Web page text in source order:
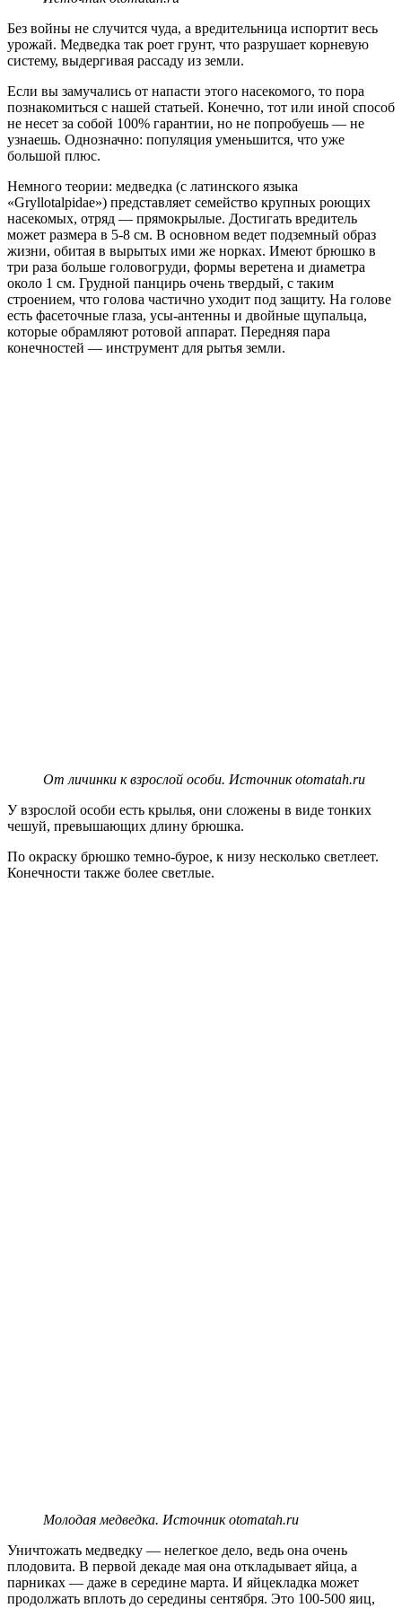
Без войны не случится чуда, а вредительница испортит весь
урожай. Медведка так роет грунт, что разрушает корневую
систему, выдергивая рассаду из земли.
Если вы замучались от напасти этого насекомого, то пора
познакомиться с нашей статьей. Конечно, тот или иной способ
не несет за собой 100% гарантии, но не попробуешь — не
узнаешь. Однозначно: популяция уменьшится, что уже
большой плюс.
Немного теории: медведка (с латинского языка
«Gryllotalpidae») представляет семейство крупных роющих
насекомых, отряд — прямокрылые. Достигать вредитель
может размера в 5-8 см. В основном ведет подземный образ
жизни, обитая в вырытых ими же норках. Имеют брюшко в
три раза больше головогруди, формы веретена и диаметра
около 1 см. Грудной панцирь очень твердый, с таким
строением, что голова частично уходит под защиту. На голове
есть фасеточные глаза, усы-антенны и двойные щупальца,
которые обрамляют ротовой аппарат. Передняя пара
конечностей — инструмент для рытья земли.
От личинки к взрослой особи. Источник otomatah.ru
У взрослой особи есть крылья, они сложены в виде тонких
чешуй, превышающих длину брюшка.
По окраску брюшко темно-бурое, к низу несколько светлеет.
Конечности также более светлые.
Молодая медведка. Источник otomatah.ru
Уничтожать медведку — нелегкое дело, ведь она очень
плодовита. В первой декаде мая она откладывает яйца, а
парниках — даже в середине марта. И яйцекладка может
продолжать вплоть до середины сентября. Это 100-500 яиц,